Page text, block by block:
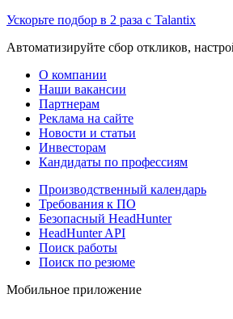
Ускорьте подбор в 2 раза с Talantix
Автоматизируйте сбор откликов,
О компании
Наши вакансии
Партнерам
Реклама на сайте
Новости и статьи
Инвесторам
Кандидаты по профессиям
Производственный календарь
Требования к ПО
Безопасный HeadHunter
HeadHunter API
Поиск работы
Поиск по резюме
Мобильное приложение